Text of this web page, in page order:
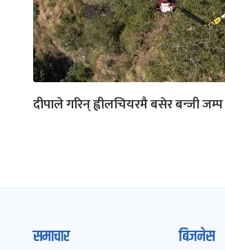
दीपाले गरिन् ह्वीलचियरमै बसेर बन्जी जम्प
समाचार बिजनेस